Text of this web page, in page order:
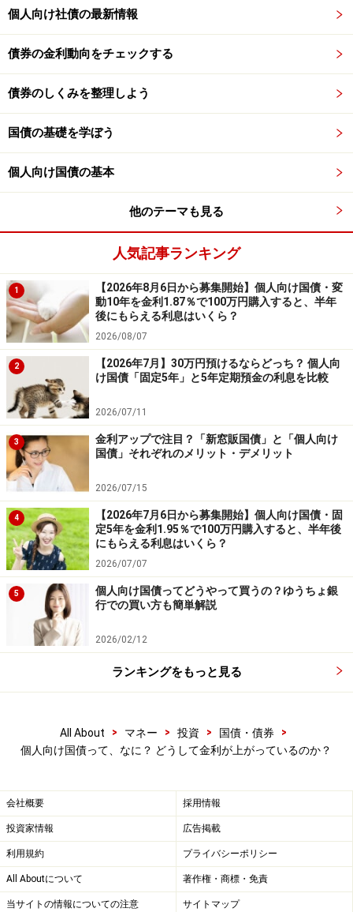
具体的には下の通りで、いずれも国債の複利利回り、ま
たは想定利回りが「基準金利」となっています。
●変動10年……10年固定利付国債の入札における平均落札
価格をもとに計算される複利利回り
●固定5年……市場実勢利回りをもとに計算した期間5年の
固定利付国債の想定利回り
●固定3年……市場実勢利回りをもとに計算した期間3年の
固定利付国債の想定利回り
つまり、国債の利回りが上昇すれば、個人向け国債の金
利が上昇するというわけです。
国債の利回りとは、利子のほかに、中途売買したときの
額面金額と購入価格の差額も考慮したもの。
日本や海外の政策などの影響により、国債の利回りは変
化します。今後、どのように国債の利回りが変化してい
くのかにも、注視してみてください。
記事協力：インタープレス
※記事内容は執筆時点のものです。最新の内容をご確認くださ
い。
本記事の内容は一般的な情報提供を目的としており、特定の金融
商品や投資行動を推奨するものではありません。
投資や資産運用に関する最終的なご判断はご自身の責任において
行ってください。
掲載情報の正確性・完全性については十分に配慮しております
が、その内容を保証するものではなく、これに基づく損失・損害
などについて当社は一切の責任を負いません。
最新の情報や詳細については、必ず各金融機関やサービス提供者
の公式情報をご確認ください。
【編集部からのお知らせ】
※抽選で20名にAmazonギフト券1000円分プレゼント
個人向け社債の最新情報
債券の金利動向をチェックする
債券のしくみを整理しよう
国債の基礎を学ぼう
個人向け国債の基本
他のテーマも見る
人気記事ランキング
1
【2026年8月6日から募集開始】個人向け国債・変
動10年を金利1.87％で100万円購入すると、半年
後にもらえる利息はいくら？
2026/08/07
2
【2026年7月】30万円預けるならどっち？ 個人向
け国債「固定5年」と5年定期預金の利息を比較
2026/07/11
3
金利アップで注目？「新窓販国債」と「個人向け
国債」それぞれのメリット・デメリット
2026/07/15
4
【2026年7月6日から募集開始】個人向け国債・固
定5年を金利1.95％で100万円購入すると、半年後
にもらえる利息はいくら？
2026/07/07
5
個人向け国債ってどうやって買うの？ゆうちょ銀
行での買い方も簡単解説
2026/02/12
ランキングをもっと見る
All About > マネー > 投資 > 国債・債券
>
個人向け国債って、なに？ どうして金利が上がっているのか？
会社概要 採用情報
投資家情報 広告掲載
利用規約 プライバシーポリシー
All Aboutについて 著作権・商標・免責
当サイトの情報についての注意 サイトマップ